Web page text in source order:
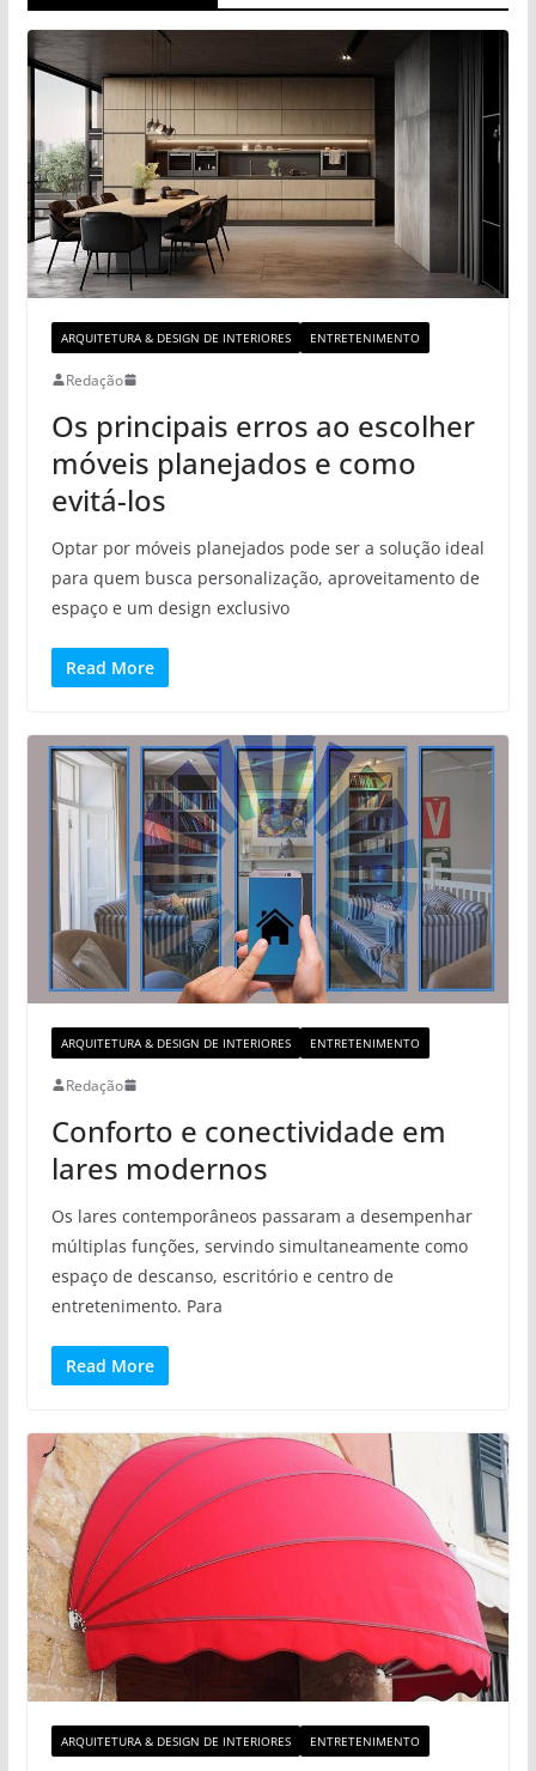
ARQUITETURA & DESIGN DE INTERIORES ENTRETENIMENTO
Redação
Os principais erros ao escolher
móveis planejados e como
evitá-los
Optar por móveis planejados pode ser a solução ideal
para quem busca personalização, aproveitamento de
espaço e um design exclusivo
Read More
ARQUITETURA & DESIGN DE INTERIORES ENTRETENIMENTO
Redação
Conforto e conectividade em
lares modernos
Os lares contemporâneos passaram a desempenhar
múltiplas funções, servindo simultaneamente como
espaço de descanso, escritório e centro de
entretenimento. Para
Read More
ARQUITETURA & DESIGN DE INTERIORES ENTRETENIMENTO